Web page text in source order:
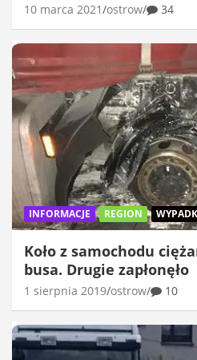
10 marca 2021 ostrow 34
INFORMACJE REGION
Koło z samochodu
busa. Drugie zapłonęło
1 sierpnia 2019 ostrow 10